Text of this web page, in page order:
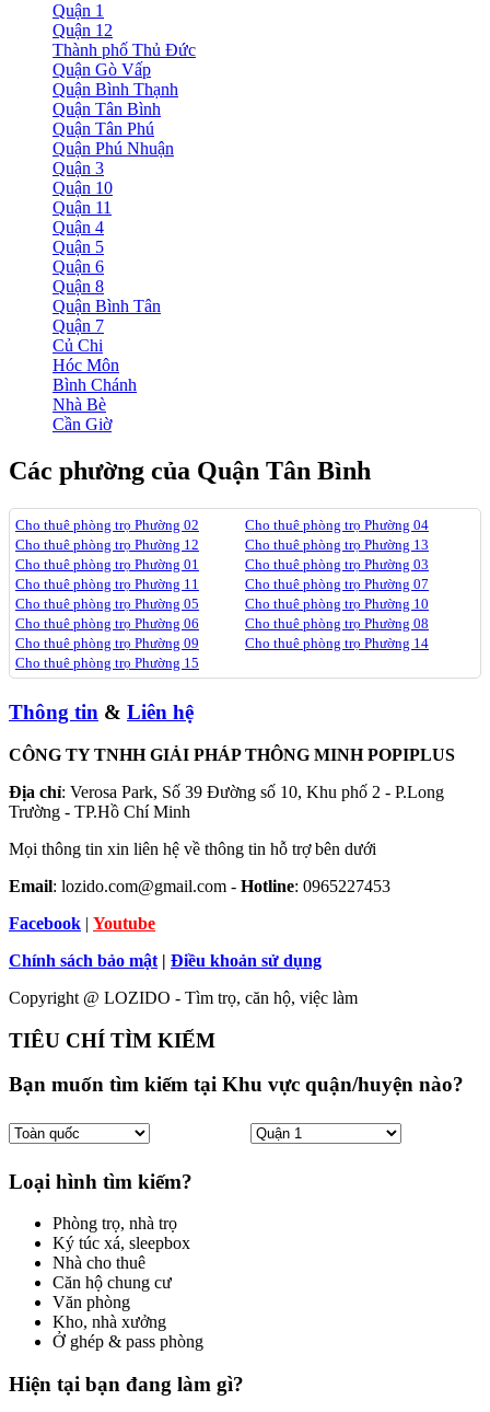
Quận 1
Quận 12
Thành phố Thủ Đức
Quận Gò Vấp
Quận Bình Thạnh
Quận Tân Bình
Quận Tân Phú
Quận Phú Nhuận
Quận 3
Quận 10
Quận 11
Quận 4
Quận 5
Quận 6
Quận 8
Quận Bình Tân
Quận 7
Củ Chi
Hóc Môn
Bình Chánh
Nhà Bè
Cần Giờ
Các phường của Quận Tân Bình
Cho thuê phòng trọ Phường 02
Cho thuê phòng trọ Phường 04
Cho thuê phòng trọ Phường 12
Cho thuê phòng trọ Phường 13
Cho thuê phòng trọ Phường 01
Cho thuê phòng trọ Phường 03
Cho thuê phòng trọ Phường 11
Cho thuê phòng trọ Phường 07
Cho thuê phòng trọ Phường 05
Cho thuê phòng trọ Phường 10
Cho thuê phòng trọ Phường 06
Cho thuê phòng trọ Phường 08
Cho thuê phòng trọ Phường 09
Cho thuê phòng trọ Phường 14
Cho thuê phòng trọ Phường 15
Thông tin & Liên hệ
CÔNG TY TNHH GIẢI PHÁP THÔNG MINH POPIPLUS
Địa chỉ: Verosa Park, Số 39 Đường số 10, Khu phố 2 - P.Long
Trường - TP.Hồ Chí Minh
Mọi thông tin xin liên hệ về thông tin hỗ trợ bên dưới
Email: lozido.com@gmail.com - Hotline: 0965227453
Facebook | Youtube
Chính sách bảo mật | Điều khoản sử dụng
Copyright @ LOZIDO - Tìm trọ, căn hộ, việc làm
TIÊU CHÍ TÌM KIẾM
Bạn muốn tìm kiếm tại Khu vực quận/huyện nào?
Loại hình tìm kiếm?
Phòng trọ, nhà trọ
Ký túc xá, sleepbox
Nhà cho thuê
Căn hộ chung cư
Văn phòng
Kho, nhà xưởng
Ở ghép & pass phòng
Hiện tại bạn đang làm gì?